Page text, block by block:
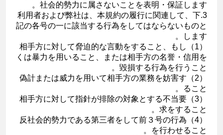
社会的勢力に属さないことを表明・保証します。
3.利用者および弊社は、本規約の履行に関連して、下
記の各号の一に該当する行為をしてはならないものと
します。
（1）相手方に対して脅迫的な言動をすること、もし
くは暴力を用いること、または相手方の名誉・信用を
毀損する行為を行うこと。
（2）偽計または威力を用いて相手方の業務を妨害す
ること。
（3）相手方に対して指針が排除の対象とする不当要
求をすること。
（4）反社会的勢力である第三者をして前３号の行為
を行わせること。